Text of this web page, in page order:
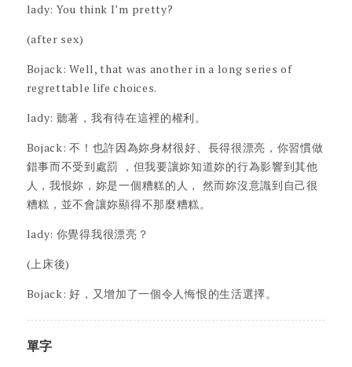
lady: You think I’m pretty?
(after sex)
Bojack: Well, that was another in a long series of
regrettable life choices.
lady: 聽著，我有待在這裡的權利。
Bojack: 不！也許因為妳身材很好、長得很漂亮，你習慣做
錯事而不受到處罰 ，但我要讓妳知道妳的行為影響到其他
人，我恨妳，妳是一個糟糕的人， 然而妳沒意識到自己很
糟糕，並不會讓妳顯得不那麼糟糕。
lady: 你覺得我很漂亮？
(上床後)
Bojack: 好，又增加了一個令人悔恨的生活選擇。
單字